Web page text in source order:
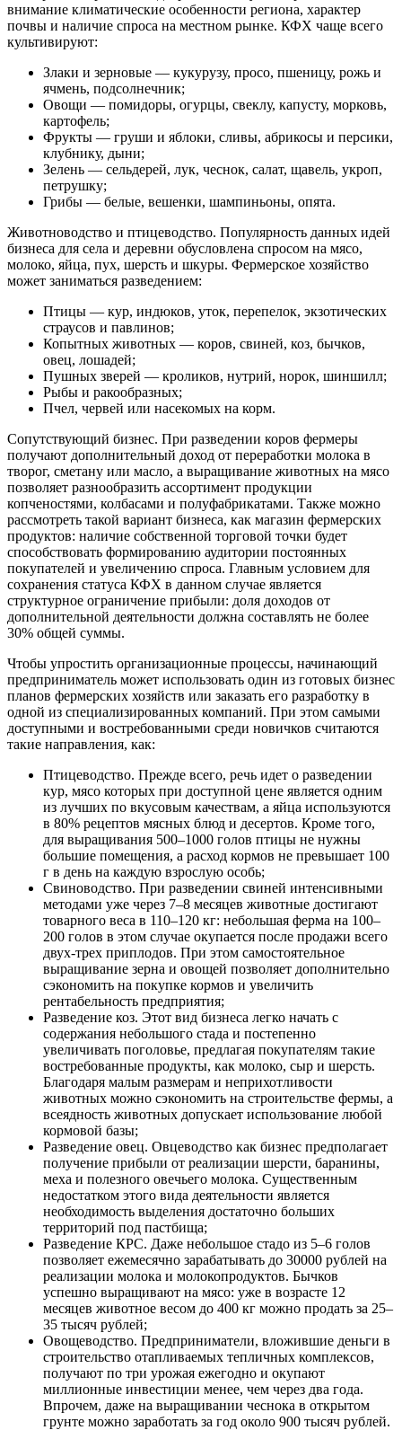
внимание климатические особенности региона, характер
почвы и наличие спроса на местном рынке. КФХ чаще всего
культивируют:
Злаки и зерновые — кукурузу, просо, пшеницу, рожь и
ячмень, подсолнечник;
Овощи — помидоры, огурцы, свеклу, капусту, морковь,
картофель;
Фрукты — груши и яблоки, сливы, абрикосы и персики,
клубнику, дыни;
Зелень — сельдерей, лук, чеснок, салат, щавель, укроп,
петрушку;
Грибы — белые, вешенки, шампиньоны, опята.
Животноводство и птицеводство. Популярность данных идей
бизнеса для села и деревни обусловлена спросом на мясо,
молоко, яйца, пух, шерсть и шкуры. Фермерское хозяйство
может заниматься разведением:
Птицы — кур, индюков, уток, перепелок, экзотических
страусов и павлинов;
Копытных животных — коров, свиней, коз, бычков,
овец, лошадей;
Пушных зверей — кроликов, нутрий, норок, шиншилл;
Рыбы и ракообразных;
Пчел, червей или насекомых на корм.
Сопутствующий бизнес. При разведении коров фермеры
получают дополнительный доход от переработки молока в
творог, сметану или масло, а выращивание животных на мясо
позволяет разнообразить ассортимент продукции
копченостями, колбасами и полуфабрикатами. Также можно
рассмотреть такой вариант бизнеса, как магазин фермерских
продуктов: наличие собственной торговой точки будет
способствовать формированию аудитории постоянных
покупателей и увеличению спроса. Главным условием для
сохранения статуса КФХ в данном случае является
структурное ограничение прибыли: доля доходов от
дополнительной деятельности должна составлять не более
30% общей суммы.
Чтобы упростить организационные процессы, начинающий
предприниматель может использовать один из готовых бизнес
планов фермерских хозяйств или заказать его разработку в
одной из специализированных компаний. При этом самыми
доступными и востребованными среди новичков считаются
такие направления, как:
Птицеводство. Прежде всего, речь идет о разведении
кур, мясо которых при доступной цене является одним
из лучших по вкусовым качествам, а яйца используются
в 80% рецептов мясных блюд и десертов. Кроме того,
для выращивания 500–1000 голов птицы не нужны
большие помещения, а расход кормов не превышает 100
г в день на каждую взрослую особь;
Свиноводство. При разведении свиней интенсивными
методами уже через 7–8 месяцев животные достигают
товарного веса в 110–120 кг: небольшая ферма на 100–
200 голов в этом случае окупается после продажи всего
двух-трех приплодов. При этом самостоятельное
выращивание зерна и овощей позволяет дополнительно
сэкономить на покупке кормов и увеличить
рентабельность предприятия;
Разведение коз. Этот вид бизнеса легко начать с
содержания небольшого стада и постепенно
увеличивать поголовье, предлагая покупателям такие
востребованные продукты, как молоко, сыр и шерсть.
Благодаря малым размерам и неприхотливости
животных можно сэкономить на строительстве фермы, а
всеядность животных допускает использование любой
кормовой базы;
Разведение овец. Овцеводство как бизнес предполагает
получение прибыли от реализации шерсти, баранины,
меха и полезного овечьего молока. Существенным
недостатком этого вида деятельности является
необходимость выделения достаточно больших
территорий под пастбища;
Разведение КРС. Даже небольшое стадо из 5–6 голов
позволяет ежемесячно зарабатывать до 30000 рублей на
реализации молока и молокопродуктов. Бычков
успешно выращивают на мясо: уже в возрасте 12
месяцев животное весом до 400 кг можно продать за 25–
35 тысяч рублей;
Овощеводство. Предприниматели, вложившие деньги в
строительство отапливаемых тепличных комплексов,
получают по три урожая ежегодно и окупают
миллионные инвестиции менее, чем через два года.
Впрочем, даже на выращивании чеснока в открытом
грунте можно заработать за год около 900 тысяч рублей.